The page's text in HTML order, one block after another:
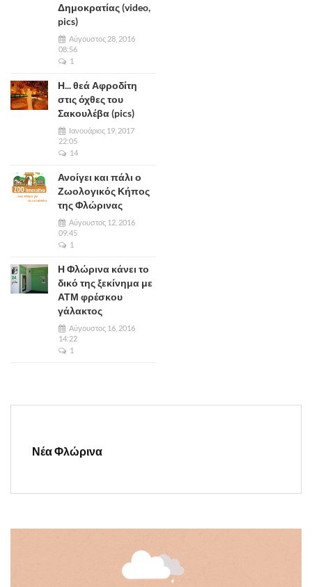
Δημοκρατίας (video,
pics)
Αύγουστος 28, 2016
08:56
1
Η... θεά Αφροδίτη
στις όχθες του
Σακουλέβα (pics)
Ιανουάριος 19, 2017
22:05
14
Ανοίγει και πάλι ο
Ζωολογικός Κήπος
της Φλώρινας
Αύγουστος 12, 2016
09:45
1
Η Φλώρινα κάνει το
δικό της ξεκίνημα με
ΑΤΜ φρέσκου
γάλακτος
Αύγουστος 16, 2016
14:22
1
Νέα Φλώρινα